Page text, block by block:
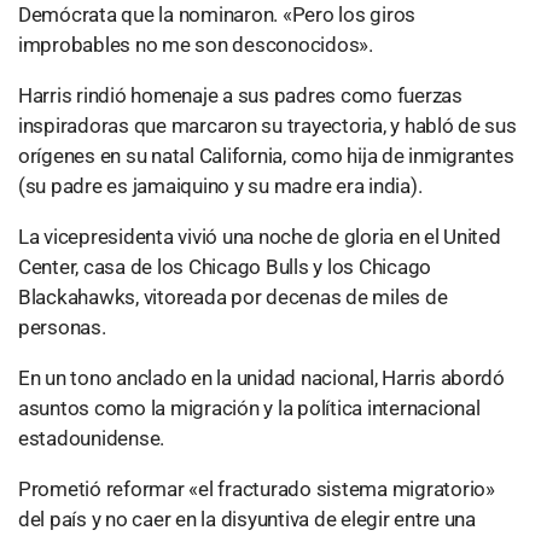
Demócrata que la nominaron. «Pero los giros
improbables no me son desconocidos».
Harris rindió homenaje a sus padres como fuerzas
inspiradoras que marcaron su trayectoria, y habló de sus
orígenes en su natal California, como hija de inmigrantes
(su padre es jamaiquino y su madre era india).
La vicepresidenta vivió una noche de gloria en el United
Center, casa de los Chicago Bulls y los Chicago
Blackahawks, vitoreada por decenas de miles de
personas.
En un tono anclado en la unidad nacional, Harris abordó
asuntos como la migración y la política internacional
estadounidense.
Prometió reformar «el fracturado sistema migratorio»
del país y no caer en la disyuntiva de elegir entre una